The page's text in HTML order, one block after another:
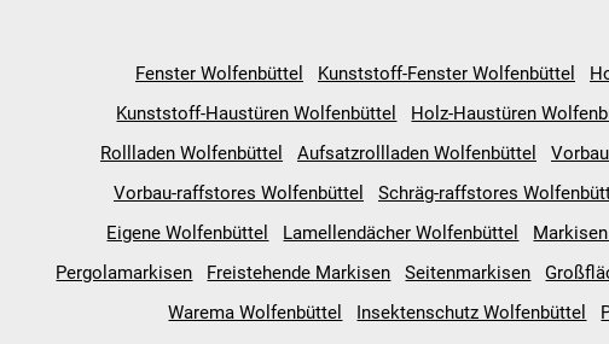
Fenster Wolfenbüttel
Kunststoff-Fenster Wolfenbüttel
Kunststoff-Haustüren Wolfenbüttel
Holz-Haustüren
Rollladen Wolfenbüttel
Aufsatzrollladen Wolfenbüttel
Vorbau-raffstores Wolfenbüttel
Schräg-raffstores
Eigene Wolfenbüttel
Lamellendächer Wolfenbüttel
Pergolamarkisen
Freistehende Markisen Seitenmarkisen
Warema Wolfenbüttel
Insektenschutz Wolfenbüttel